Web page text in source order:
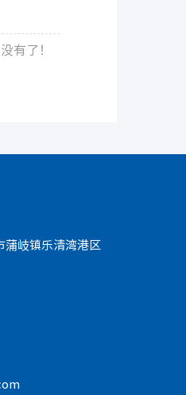
有了！
蒲岐镇乐清湾港区